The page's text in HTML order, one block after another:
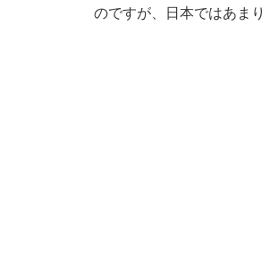
のですが、日本ではあま